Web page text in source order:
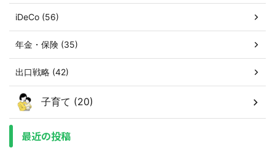
iDeCo (56)
年金・保険 (35)
出口戦略 (42)
子育て (20)
最近の投稿